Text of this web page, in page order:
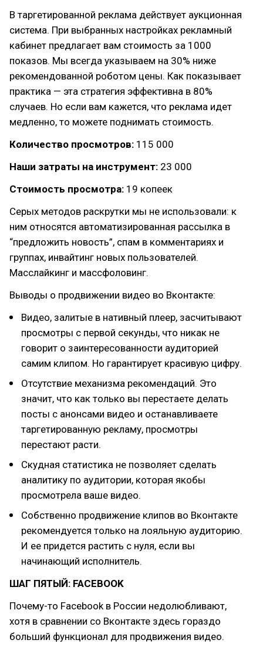
В таргетированной реклама действует аукционная
система. При выбранных настройках рекламный
кабинет предлагает вам стоимость за 1000
показов. Мы всегда указываем на 30% ниже
рекомендованной роботом цены. Как показывает
практика — эта стратегия эффективна в 80%
случаев. Но если вам кажется, что реклама идет
медленно, то можете поднимать стоимость.
Количество просмотров: 115 000
Наши затраты на инструмент: 23 000
Стоимость просмотра: 19 копеек
Серых методов раскрутки мы не использовали: к
ним относятся автоматизированная рассылка в
“предложить новость”, спам в комментариях и
группах, инвайтинг новых пользователей.
Масслайкинг и массфоловинг.
Выводы о продвижении видео во Вконтакте:
Видео, залитые в нативный плеер, засчитывают
просмотры с первой секунды, что никак не
говорит о заинтересованности аудиторией
самим клипом. Но гарантирует красивую цифру.
Отсутствие механизма рекомендаций. Это
значит, что как только вы перестаете делать
посты с анонсами видео и останавливаете
таргетированную рекламу, просмотры
перестают расти.
Скудная статистика не позволяет сделать
аналитику по аудитории, которая якобы
просмотрела ваше видео.
Собственно продвижение клипов во Вконтакте
рекомендуется только на лояльную аудиторию.
И ее придется растить с нуля, если вы
начинающий исполнитель.
ШАГ ПЯТЫЙ: FACEBOOK
Почему-то Facebook в России недолюбливают,
хотя в сравнении со Вконтакте здесь гораздо
больший функционал для продвижения видео.